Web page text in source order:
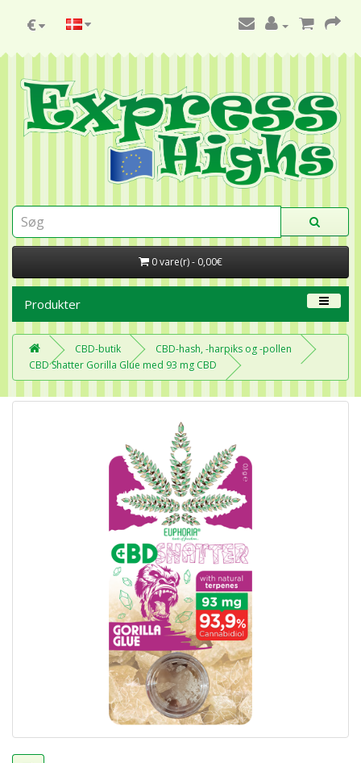
€
0 vare(r) - 0,00€
Produkter
CBD-butik
CBD-hash, -harpiks og -pollen
CBD Shatter Gorilla Glue med 93 mg CBD